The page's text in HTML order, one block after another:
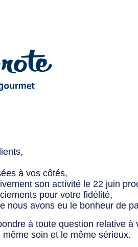
à vos côtés,
son activité le 22 juin
pour votre fidélité,
nous avons eu le bonheur de
à toute question relative à
soin et le même sérieux.